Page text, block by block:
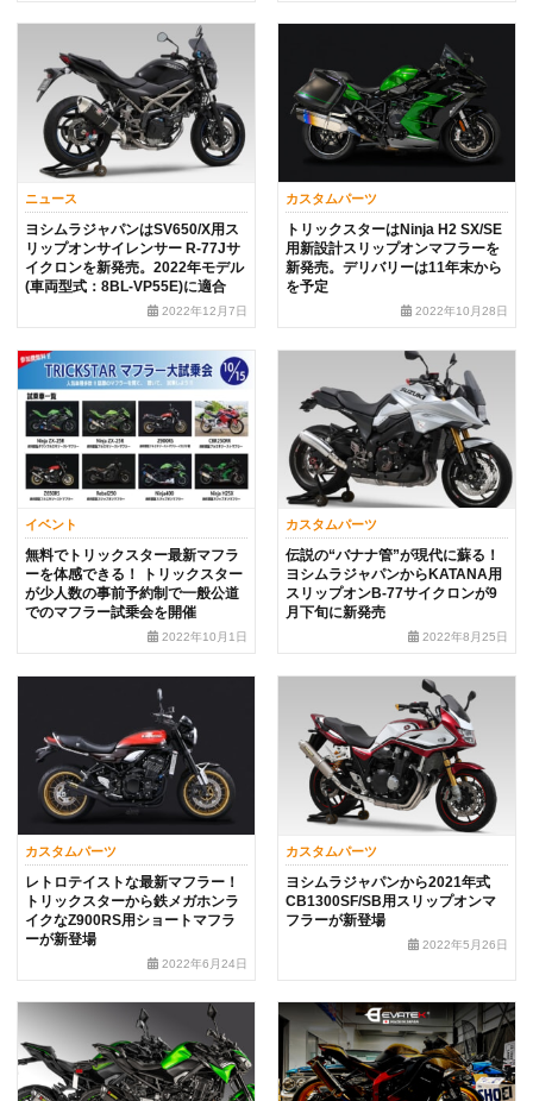
ニュース
ヨシムラジャパンはSV650/X用ス
リップオンサイレンサー R-77Jサ
イクロンを新発売。2022年モデル
(車両型式：8BL-VP55E)に適合
2022年12月7日
カスタムパーツ
トリックスターはNinja H2 SX/SE
用新設計スリップオンマフラーを
新発売。デリバリーは11年末から
を予定
2022年10月28日
イベント
無料でトリックスター最新マフラ
ーを体感できる！ トリックスター
が少人数の事前予約制で一般公道
でのマフラー試乗会を開催
2022年10月1日
カスタムパーツ
伝説の“バナナ管”が現代に蘇る！
ヨシムラジャパンからKATANA用
スリップオンB-77サイクロンが9
月下旬に新発売
2022年8月25日
カスタムパーツ
レトロテイストな最新マフラー！
トリックスターから鉄メガホンラ
イクなZ900RS用ショートマフラ
ーが新登場
2022年6月24日
カスタムパーツ
ヨシムラジャパンから2021年式
CB1300SF/SB用スリップオンマ
フラーが新登場
2022年5月26日